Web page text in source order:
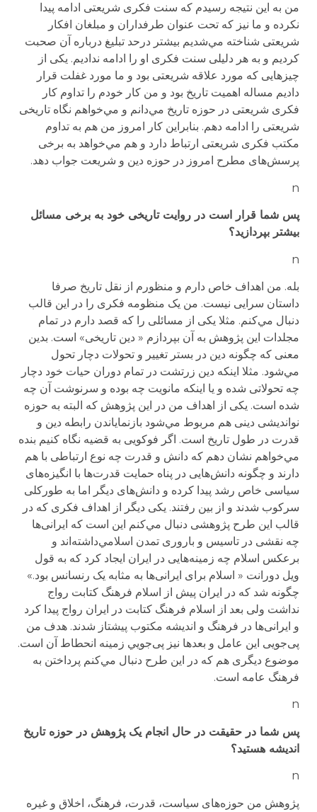
من به این نتیجه رسیدم که سنت فکری شریعتی ادامه پیدا
نکرده و ما نیز که تحت عنوان طرفداران و مبلغان افکار
شریعتی شناخته مي‌شدیم بیشتر درحد تبلیغ درباره آن صحبت
کردیم و به هر دلیلی سنت فکری او را ادامه ندادیم. یکی از
چیزهایی که مورد علاقه شریعتی بود و ما مورد غفلت قرار
دادیم مساله اهمیت تاریخ بود و من کار خودم را تداوم کار
فکری شریعتی در حوزه تاریخ مي‌دانم و مي‌خواهم نگاه تاریخی
شریعتی را ادامه دهم. بنابراین کار امروز من هم به تداوم
مکتب فکری شریعتی ارتباط دارد و هم مي‌خواهد به برخی
پرسش‌های مطرح امروز در حوزه دین و شریعت جواب دهد.
n
پس شما قرار است در روایت تاریخی خود به برخی مسائل
بیشتر بپردازید؟
n
بله. من اهداف خاص دارم و منظورم از نقل تاریخ صرفا
داستان سرایی نیست. من یک منظومه فکری را در این قالب
دنبال مي‌کنم. مثلا یکی از مسائلی را که قصد دارم در تمام
مجلدات این پژوهش به آن بپردازم « دین تاریخی» است. بدین
معنی که چگونه دین در بستر تغییر و تحولات دچار تحول
مي‌شود. مثلا اینکه دین زرتشت در تمام دوران حیات خود دچار
چه تحولاتی شده و یا اینکه مانویت چه بوده و سرنوشت آن چه
شده است. یکی از اهداف من در این پژوهش که البته به حوزه
نواندیشی دینی هم مربوط مي‌شود بازنمایاندن رابطه دین و
قدرت در طول تاریخ است. اگر فوکویی به قضیه نگاه کنیم بنده
مي‌خواهم نشان دهم که دانش و قدرت چه نوع ارتباطی با هم
دارند و چگونه دانش‌هایی در پناه حمایت قدرت‌ها با انگیزه‌های
سیاسی خاص رشد پیدا کرده و دانش‌های دیگر اما به طورکلی
سرکوب شدند و از بین رفتند. یکی دیگر از اهداف فکری که در
قالب این طرح پژوهشی دنبال مي‌کنم این است که ایرانی‌ها
چه نقشی در تاسیس و باروری تمدن اسلامي‌داشته‌اند و
برعکس اسلام چه زمینه‌هایی در ایران ایجاد کرد که به قول
ویل دورانت « اسلام برای ایرانی‌ها به مثابه یک رنسانس بود.»
چگونه شد که در ایران پیش از اسلام فرهنگ کتابت رواج
نداشت ولی بعد از اسلام فرهنگ کتابت در ایران رواج پیدا کرد
و ایرانی‌ها در فرهنگ و اندیشه مکتوب پیشتاز شدند. هدف من
پی‌جویی این عامل و بعدها نیز پی‌جویي زمینه انحطاط آن است.
موضوع دیگری هم که در این طرح دنبال مي‌کنم پرداختن به
فرهنگ عامه است.
n
پس شما در حقیقت در حال انجام یک پژوهش در حوزه تاریخ
اندیشه هستید؟
n
پژوهش من حوزه‌های سیاست، قدرت، فرهنگ، اخلاق و غیره